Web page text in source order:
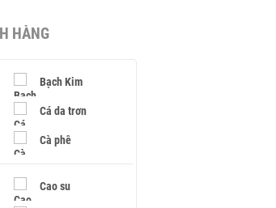
HÀNG
Bạch Kim
Cá da trơn
Cà phê
Cao su